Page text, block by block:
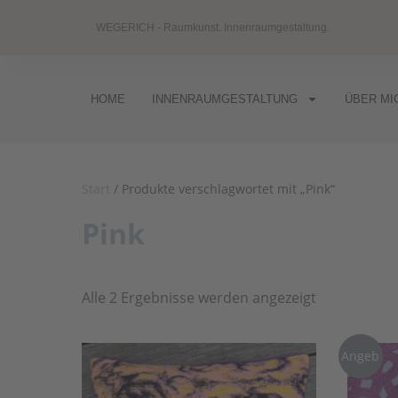
WEGERICH - Raumkunst. Innenraumgestaltung.
HOME INNENRAUMGESTALTUNG ÜBER
/ Produkte verschlagwortet mit „Pink“
Alle 2 Ergebnisse werden angezeigt
Angeb